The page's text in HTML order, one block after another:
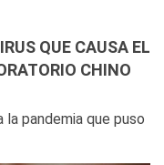
QUE CAUSA EL
CHINO
pandemia que puso